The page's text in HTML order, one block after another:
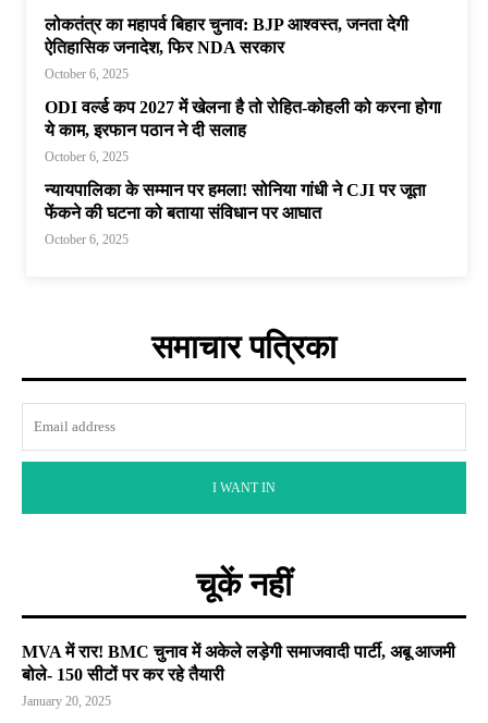
लोकतंत्र का महापर्व बिहार चुनाव: BJP आश्वस्त, जनता देगी
ऐतिहासिक जनादेश, फिर NDA सरकार
October 6, 2025
ODI वर्ल्ड कप 2027 में खेलना है तो रोहित-कोहली को करना होगा
ये काम, इरफान पठान ने दी सलाह
October 6, 2025
न्यायपालिका के सम्मान पर हमला! सोनिया गांधी ने CJI पर जूता
फेंकने की घटना को बताया संविधान पर आघात
October 6, 2025
समाचार पत्रिका
I WANT IN
चूकें नहीं
MVA में रार! BMC चुनाव में अकेले लड़ेगी समाजवादी पार्टी, अबू आजमी
बोले- 150 सीटों पर कर रहे तैयारी
January 20, 2025